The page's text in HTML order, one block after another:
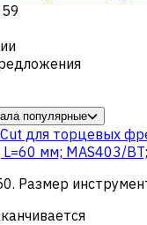
популярные
для торцевых
мм; MAS403/
. Размер